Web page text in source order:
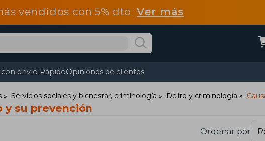
vendidos con 5% dtoVer más
con envío RápidoOpiniones de clientes
Servicios sociales y bienestar, criminología Delito y criminología
y su prevención
Ordenar por